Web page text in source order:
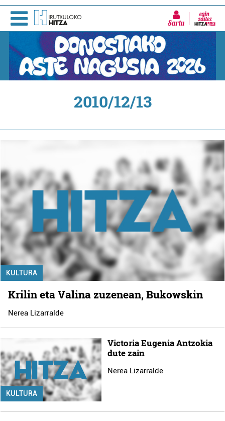
Sartu
2010/12/13
KULTURA
Krilin eta Valina zuzenean, Bukowskin
Nerea Lizarralde
KULTURA
Victoria Eugenia Antzokia
dute zain
Nerea Lizarralde